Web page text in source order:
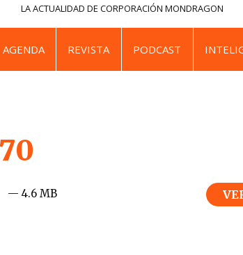
LA ACTUALIDAD DE CORPORACIÓN MONDRAGON
AGENDA REVISTA PODCAST
— 4.6 MB